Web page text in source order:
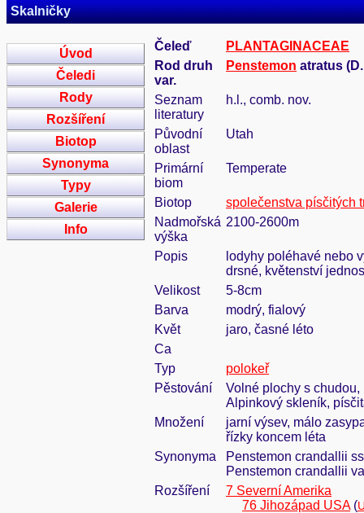
Skalničky
Úvod
Čeledi
Rody
Rozšíření
Biotop
Synonyma
Typy
Galerie
Info
Čeleď
PLANTAGINACEAE
Rod druh
var.
Penstemon atratus
Seznam
literatury
h.l., comb. nov.
Původní
oblast
Utah
Primární
biom
Temperate
Biotop
společenstva písčitých
Nadmořská
výška
2100-2600m
Popis
lodyhy poléhavé nebo
drsné, květenství
Velikost
5-8cm
Barva
modrý, fialový
Květ
jaro, časné léto
Ca
Typ
polokeř
Pěstování
Volné plochy s
Alpinkový skleník,
Množení
jarní výsev, málo
řízky koncem léta
Synonyma
Penstemon crandallii
Penstemon crandallii
Rozšíření
7 Severní Amerika
76 Jihozápad USA(